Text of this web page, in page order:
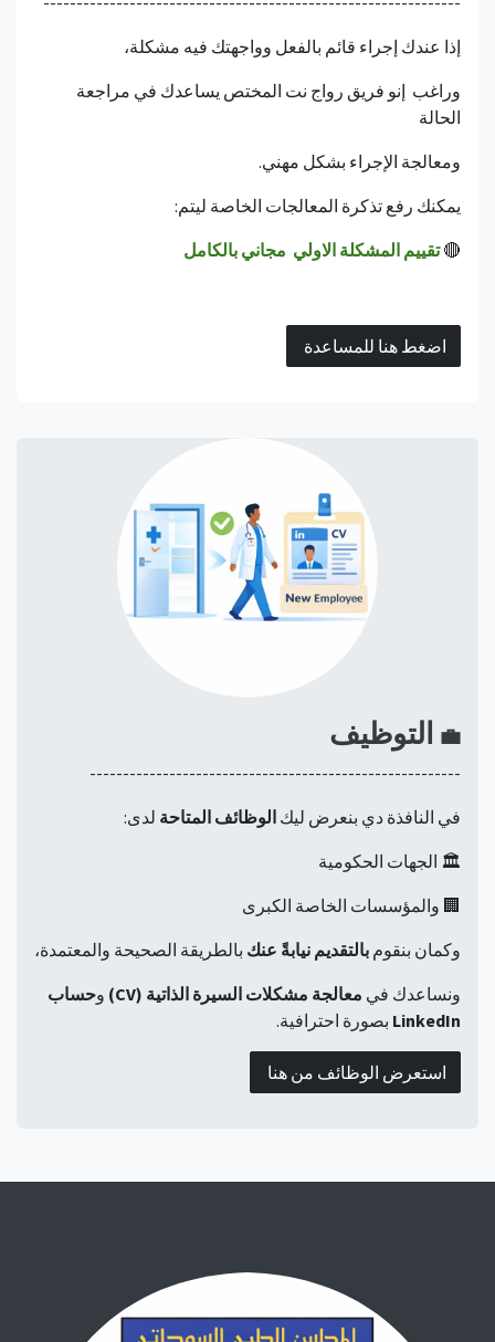
إذا عندك إجراء قائم بالفعل وواجهتك فيه مشكلة،
وراغب إنو فريق رواج نت المختص يساعدك في مراجعة
الحالة
ومعالجة الإجراء بشكل مهني.
يمكنك رفع تذكرة المعالجات الخاصة ليتم:
🔴تقييم المشكلة الاولي مجاني بالكامل
اضغط هنا للمساعدة
💼 التوظيف
--------------------------------------------------------
في النافذة دي بنعرض ليك الوظائف المتاحة لدى:
🏛️ الجهات الحكومية
🏢 والمؤسسات الخاصة الكبرى
وكمان بنقوم بالتقديم نيابةً عنك بالطريقة الصحيحة والمعتمدة،
ونساعدك في معالجة مشكلات السيرة الذاتية (CV) وحساب
LinkedIn بصورة احترافية.
استعرض الوظائف من هنا